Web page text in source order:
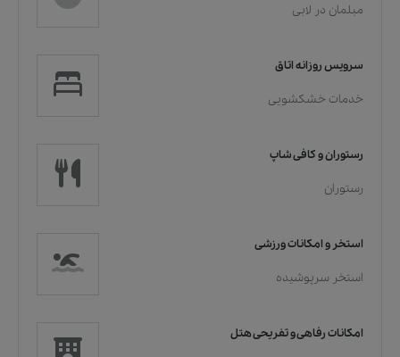
مبلمان در لابی
سرویس روزانه اتاق
خدمات خشکشویی
رستوران و کافی شاپ
رستوران
استخر و امکانات ورزشی
استخر سرپوشیده
امکانات رفاهی و تفریحی هتل